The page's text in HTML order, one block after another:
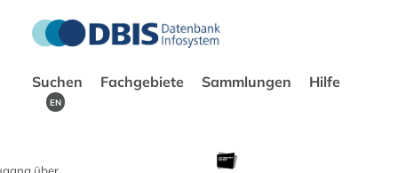
Suchen Fachgebiete Sammlungen Hilfe
EN